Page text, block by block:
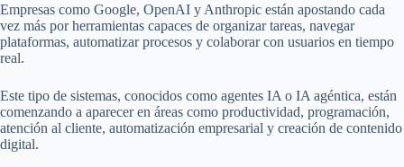
Empresas como Google, OpenAI y Anthropic están apostando cada
vez más por herramientas capaces de organizar tareas, navegar
plataformas, automatizar procesos y colaborar con usuarios en tiempo
real.
Este tipo de sistemas, conocidos como agentes IA o IA agéntica, están
comenzando a aparecer en áreas como productividad, programación,
atención al cliente, automatización empresarial y creación de contenido
digital.